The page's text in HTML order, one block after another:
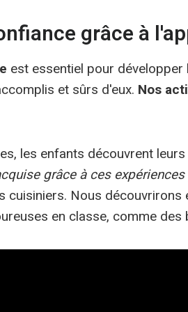
grâce à
est essentiel pour
et sûrs d'eux. Nos
les enfants découvrent
grâce à ces
cuisiniers. Nous
en classe, comme des